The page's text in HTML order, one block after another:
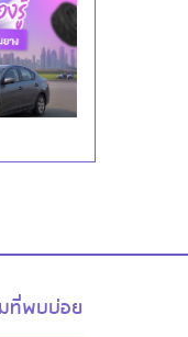
องรู้
ที่พบบ่อย